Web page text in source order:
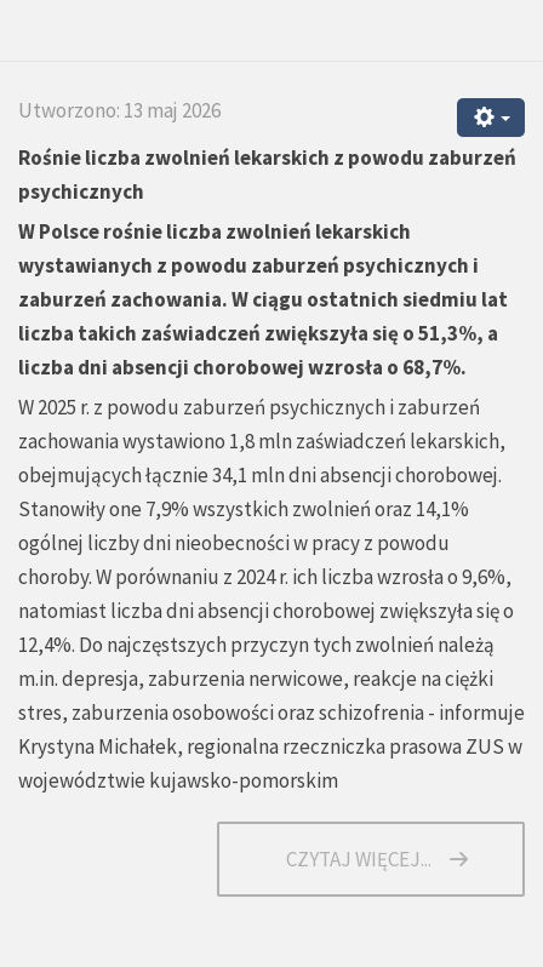
Utworzono: 13 maj 2026
Rośnie liczba zwolnień lekarskich z powodu zaburzeń
psychicznych
W Polsce rośnie liczba zwolnień lekarskich
wystawianych z powodu zaburzeń psychicznych i
zaburzeń zachowania. W ciągu ostatnich siedmiu lat
liczba takich zaświadczeń zwiększyła się o 51,3%, a
liczba dni absencji chorobowej wzrosła o 68,7%.
W 2025 r. z powodu zaburzeń psychicznych i zaburzeń
zachowania wystawiono 1,8 mln zaświadczeń lekarskich,
obejmujących łącznie 34,1 mln dni absencji chorobowej.
Stanowiły one 7,9% wszystkich zwolnień oraz 14,1%
ogólnej liczby dni nieobecności w pracy z powodu
choroby. W porównaniu z 2024 r. ich liczba wzrosła o 9,6%,
natomiast liczba dni absencji chorobowej zwiększyła się o
12,4%. Do najczęstszych przyczyn tych zwolnień należą
m.in. depresja, zaburzenia nerwicowe, reakcje na ciężki
stres, zaburzenia osobowości oraz schizofrenia - informuje
Krystyna Michałek, regionalna rzeczniczka prasowa ZUS w
województwie kujawsko-pomorskim
CZYTAJ WIĘCEJ...